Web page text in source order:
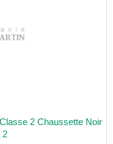
2 Chaussette Noir
2